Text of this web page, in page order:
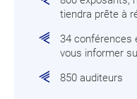
tiendra prête à
34 conférences
vous informer
850 auditeurs